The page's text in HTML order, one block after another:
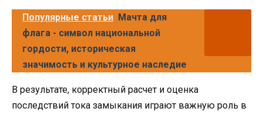
Популярные статьи Мачта для
флага - символ национальной
гордости, историческая
значимость и культурное наследие
В результате, корректный расчет и оценка
последствий тока замыкания играют важную роль в